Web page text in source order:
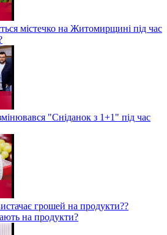
містечко на Житомирщині під час
"Сніданок з 1+1" під час
грошей на продукти??
на продукти?